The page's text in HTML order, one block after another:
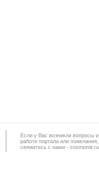
Если у Вас возникли вопросы
работe портала или
свяжитесь с нами -